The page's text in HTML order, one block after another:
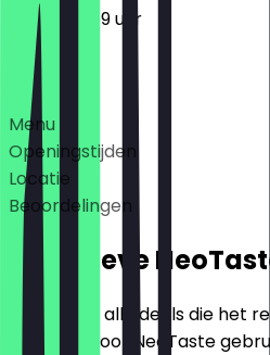
12:00 - 23:59 uur
Deals
Menu
Openingstijden
Locatie
Beoordelingen
Exclusieve
Hier vind je alle deals die het
aanbiedt voor NeoTaste